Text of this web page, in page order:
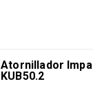
Atornillador
KUB50.2